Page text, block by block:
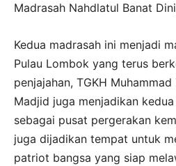
Madrasah Nahdlatul Banat
Kedua madrasah ini menjadi
Pulau Lombok yang terus
penjajahan, TGKH
Madjid juga menjadikan
sebagai pusat pergerakan
juga dijadikan tempat untuk
patriot bangsa yang siap